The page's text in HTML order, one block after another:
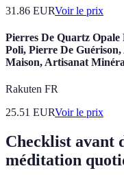
31.86 EURVoir le prix
Pierres De Quartz
Poli, Pierre De
Maison, Artisanat
Rakuten FR
25.51 EURVoir le prix
Checklist avant
méditation